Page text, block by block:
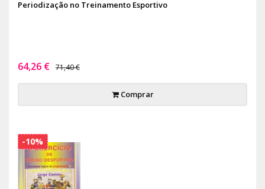
Periodização no Treinamento Esportivo
64,26 € 71,40 €
Comprar
-10%